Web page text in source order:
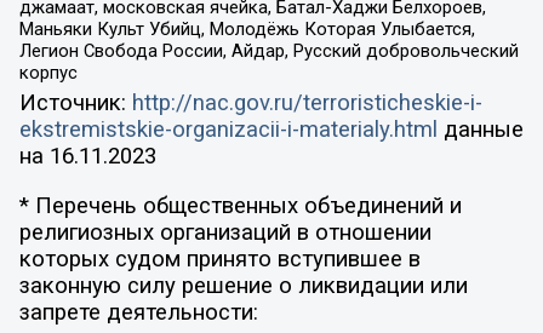
джамаат, московская ячейка, Батал-Хаджи Белхороев,
Маньяки Культ Убийц, Молодёжь Которая Улыбается,
Легион Свобода России, Айдар, Русский добровольческий
корпус
Источник: http://nac.gov.ru/terroristicheskie-i-
ekstremistskie-organizacii-i-materialy.html данные
на 16.11.2023
* Перечень общественных объединений и
религиозных организаций в отношении
которых судом принято вступившее в
законную силу решение о ликвидации или
запрете деятельности: